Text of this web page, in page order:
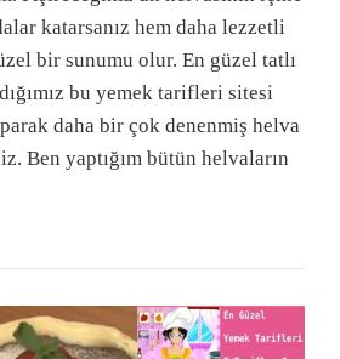
katarsanız hem daha lezzetli
bir sunumu olur. En güzel tatlı
bu yemek tarifleri sitesi
daha bir çok denenmiş helva
Ben yaptığım bütün helvaların